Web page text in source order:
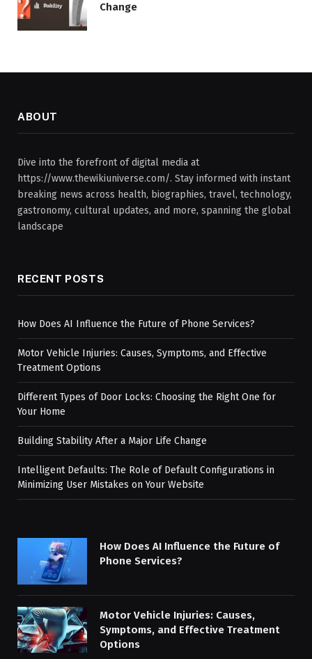
Change
ABOUT
Dive into the forefront of digital media at
https://www.thewikiuniverse.com/. Stay informed with instant
breaking news across health, biographies, travel, technology,
gastronomy, cultural updates, and more, spanning the global
landscape
RECENT POSTS
How Does AI Influence the Future of Phone Services?
Motor Vehicle Injuries: Causes, Symptoms, and Effective
Treatment Options
Different Types of Door Locks: Choosing the Right One for
Your Home
Building Stability After a Major Life Change
Intelligent Defaults: The Role of Default Configurations in
Minimizing User Mistakes on Your Website
How Does AI Influence the Future of
Phone Services?
Motor Vehicle Injuries: Causes,
Symptoms, and Effective Treatment
Options